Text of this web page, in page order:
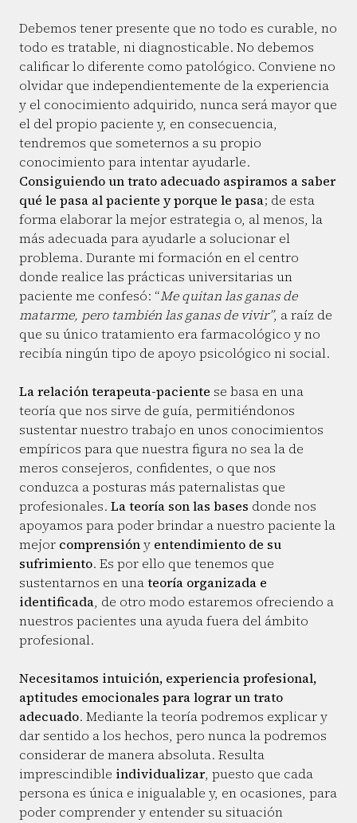
Debemos tener presente que no todo es curable, no
todo es tratable, ni diagnosticable. No debemos
calificar lo diferente como patológico. Conviene no
olvidar que independientemente de la experiencia
y el conocimiento adquirido, nunca será mayor que
el del propio paciente y, en consecuencia,
tendremos que someternos a su propio
conocimiento para intentar ayudarle.
Consiguiendo un trato adecuado aspiramos a saber
qué le pasa al paciente y porque le pasa; de esta
forma elaborar la mejor estrategia o, al menos, la
más adecuada para ayudarle a solucionar el
problema. Durante mi formación en el centro
donde realice las prácticas universitarias un
paciente me confesó: “Me quitan las ganas de
matarme, pero también las ganas de vivir”, a raíz de
que su único tratamiento era farmacológico y no
recibía ningún tipo de apoyo psicológico ni social.
La relación terapeuta-paciente se basa en una
teoría que nos sirve de guía, permitiéndonos
sustentar nuestro trabajo en unos conocimientos
empíricos para que nuestra figura no sea la de
meros consejeros, confidentes, o que nos
conduzca a posturas más paternalistas que
profesionales. La teoría son las bases donde nos
apoyamos para poder brindar a nuestro paciente la
mejor comprensióny entendimiento de su
sufrimiento. Es por ello que tenemos que
sustentarnos en unateoría organizada e
identificada, de otro modo estaremos ofreciendo a
nuestros pacientes una ayuda fuera del ámbito
profesional.
Necesitamos intuición, experiencia profesional,
aptitudes emocionales para lograr un trato
adecuado. Mediante la teoría podremos explicar y
dar sentido a los hechos, pero nunca la podremos
considerar de manera absoluta. Resulta
imprescindible individualizar, puesto que cada
persona es única e inigualable y, en ocasiones, para
poder comprender y entender su situación